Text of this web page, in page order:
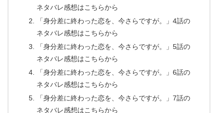
ネタバレ感想はこちらから
「身分差に終わった恋を、今さらですが。」4話の
ネタバレ感想はこちらから
「身分差に終わった恋を、今さらですが。」5話の
ネタバレ感想はこちらから
「身分差に終わった恋を、今さらですが。」6話の
ネタバレ感想はこちらから
「身分差に終わった恋を、今さらですが。」7話の
ネタバレ感想はこちらから